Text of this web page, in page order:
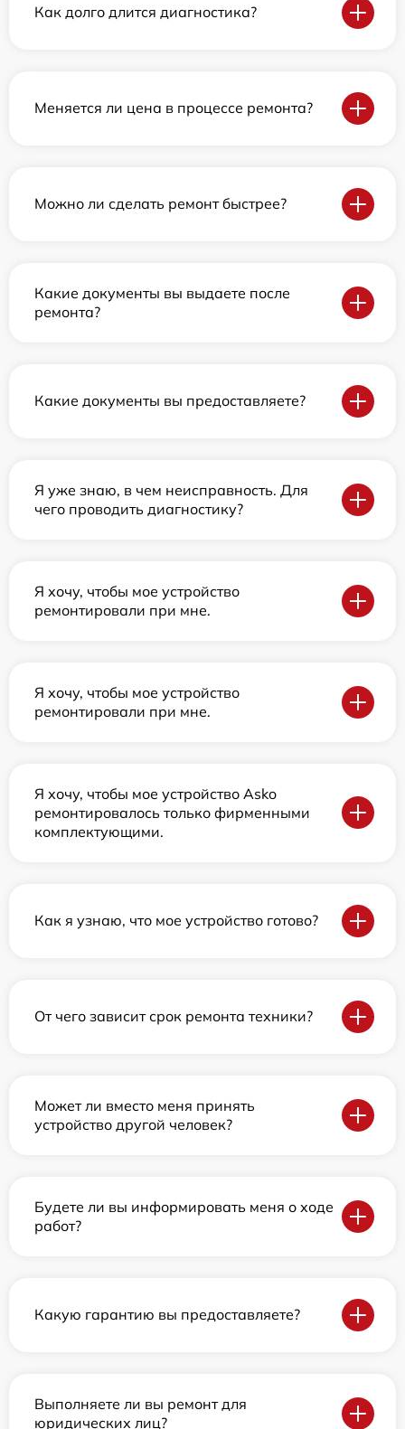
Как долго длится диагностика?
Меняется ли цена в процессе ремонта?
Можно ли сделать ремонт быстрее?
Какие документы вы выдаете после
ремонта?
Какие документы вы предоставляете?
Я уже знаю, в чем неисправность. Для
чего проводить диагностику?
Я хочу, чтобы мое устройство
ремонтировали при мне.
Я хочу, чтобы мое устройство
ремонтировали при мне.
Я хочу, чтобы мое устройство Asko
ремонтировалось только фирменными
комплектующими.
Как я узнаю, что мое устройство готово?
От чего зависит срок ремонта техники?
Может ли вместо меня принять
устройство другой человек?
Будете ли вы информировать меня о ходе
работ?
Какую гарантию вы предоставляете?
Выполняете ли вы ремонт для
юридических лиц?